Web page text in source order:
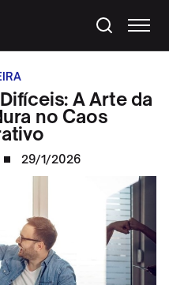
A Arte da
no Caos
29/1/2026